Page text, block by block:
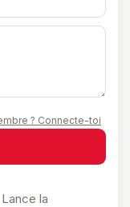
? Connecte-toi
la